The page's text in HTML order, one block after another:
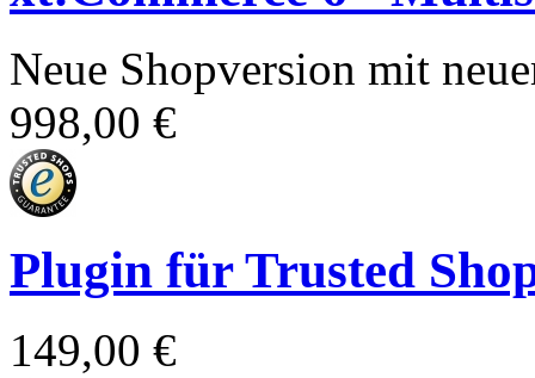
Neue Shopversion mit
998,00 €
Plugin für Trusted
149,00 €